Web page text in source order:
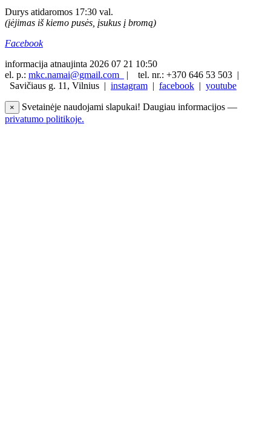
Durys atidaromos 17:30 val.
(įėjimas iš kiemo pusės, įsukus į bromą)
Facebook
informacija atnaujinta 2026 07 21 10:50
el. p.: mkc.namai@gmail.com |
tel. nr.: +370 646 53 503 |
Savičiaus g. 11, Vilnius | instagram | facebook | youtube
×
Svetainėje naudojami slapukai! Daugiau informacijos —
privatumo politikoje.